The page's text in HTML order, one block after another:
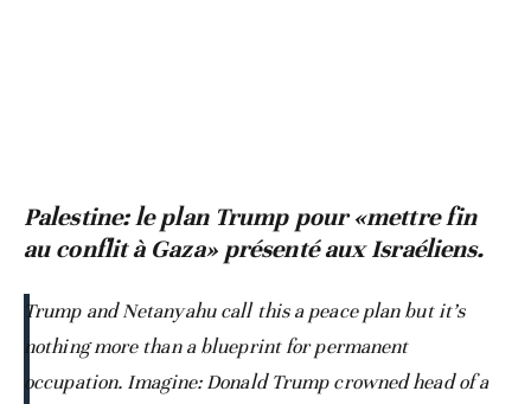
Palestine: le plan Trump pour «mettre fin
au conflit à Gaza» présenté aux Israéliens.
Trump and Netanyahu call this a peace plan but it’s
nothing more than a blueprint for permanent
occupation. Imagine: Donald Trump crowned head of a